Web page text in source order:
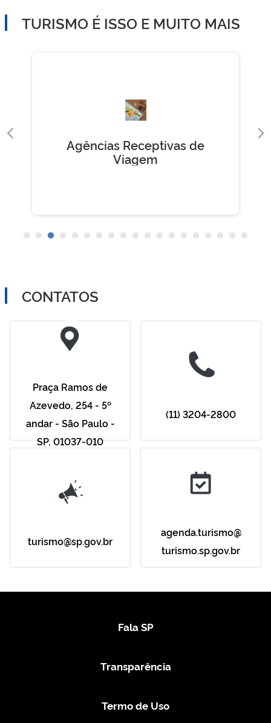
TURISMO É ISSO E MUITO MAIS
Agências Receptivas de
Viagem
CONTATOS
Praça Ramos de
Azevedo, 254 - 5º
andar - São Paulo -
SP, 01037-010
(11) 3204-2800
turismo@sp.gov.br
agenda.turismo@
turismo.sp.gov.br
Fala SP
Transparência
Termo de Uso